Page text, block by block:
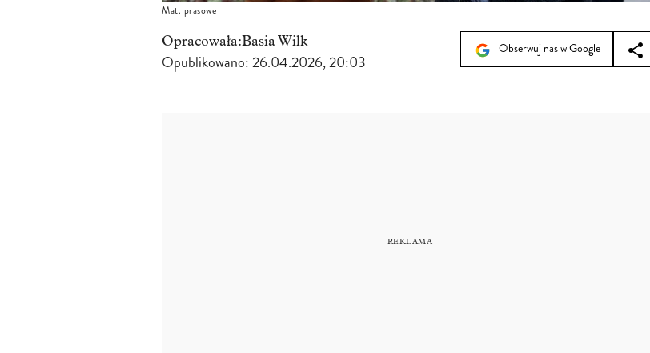
Mat. prasowe
Opracowała:Basia Wilk
Opublikowano:26.04.2026, 20:03
Obserwuj nas w Google